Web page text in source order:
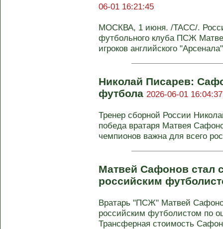
06-01 16:21:45
МОСКВА, 1 июня. /ТАСС/.
футбольного клуба ПСЖ
игроков английского
Николай Писарев:
футбола 2026-06-01 16:04:37
Тренер сборной России
победа вратаря Матвея
чемпионов важна для всего
Матвей Сафонов стал
российским
Вратарь "ПСЖ" Матвей
российским футболистом по
Трансферная стоимость